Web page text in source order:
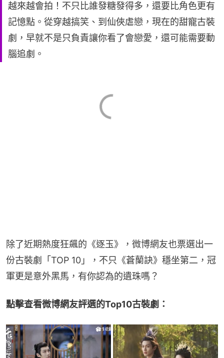
越來越會拍！不只比誰發糖發得多，還要比角色更有
記憶點。從穿越搞笑、到仙俠虐戀，現在的甜寵古裝
劇，早就不是只負責讓你看了會戀愛，還可能需要動
腦追劇。
除了近期熱度狂飆的《逐玉》，微博網友也票選出一
份古裝劇「TOP 10」，不只《蒼蘭訣》穩坐第二，冠
軍更是意外黑馬，有你認為的遺珠嗎？
點擊查看微博網友評選的Top10古裝劇：